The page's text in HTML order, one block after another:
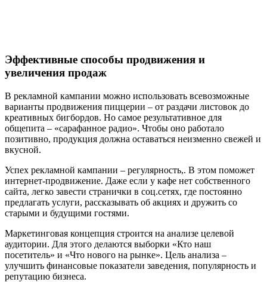
Эффективные способы продвижения и
увеличения продаж
В рекламной кампании можно использовать всевозможные
варианты продвижения пиццерии – от раздачи листовок до
креативных бигбордов. Но самое результативное для
общепита – «сарафанное радио». Чтобы оно работало
позитивно, продукция должна оставаться неизменно свежей и
вкусной.
Успех рекламной кампании – регулярность,. В этом поможет
интернет-продвижение. Даже если у кафе нет собственного
сайта, легко завести странички в соц.сетях, где постоянно
предлагать услуги, рассказывать об акциях и дружить со
старыми и будущими гостями.
Маркетинговая концепция строится на анализе целевой
аудитории. Для этого делаются выборки «Кто наш
посетитель» и «Что нового на рынке». Цель анализа –
улучшить финансовые показатели заведения, популярность и
репутацию бизнеса.